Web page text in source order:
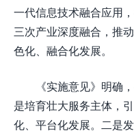
一代信息技术融合应用
三次产业深度融合，推
色化、融合化发展。
《实施意见》明确
是培育壮大服务主体，
化、平台化发展。二是